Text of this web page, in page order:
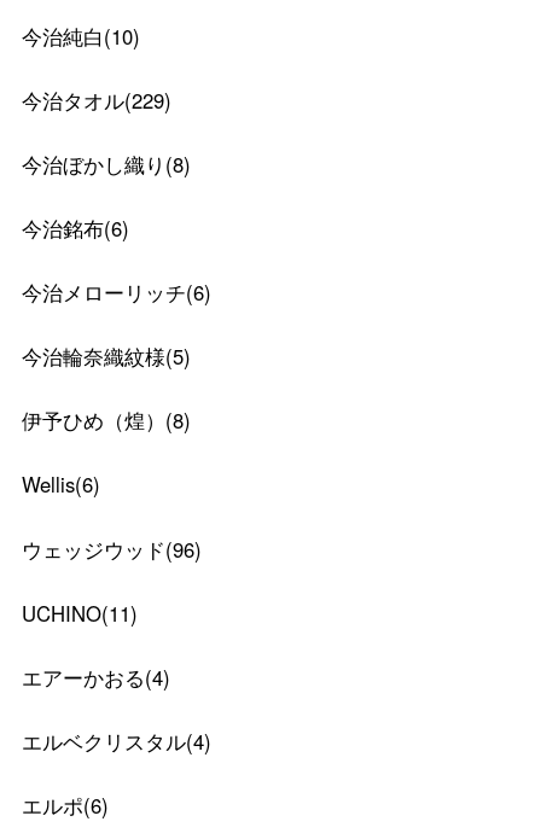
今治純白(10)
今治タオル(229)
今治ぼかし織り (8)
今治銘布(6)
今治メローリッチ(6)
今治輪奈織紋様(5)
伊予ひめ（煌） (8)
Wellis(6)
ウェッジウッド(96)
UCHINO(11)
エアーかおる(4)
エルベクリスタル(4)
エルポ(6)